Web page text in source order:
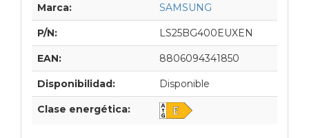
Marca: SAMSUNG
P/N: LS25BG400EUXEN
EAN: 8806094341850
Disponibilidad: Disponible
Clase energética: